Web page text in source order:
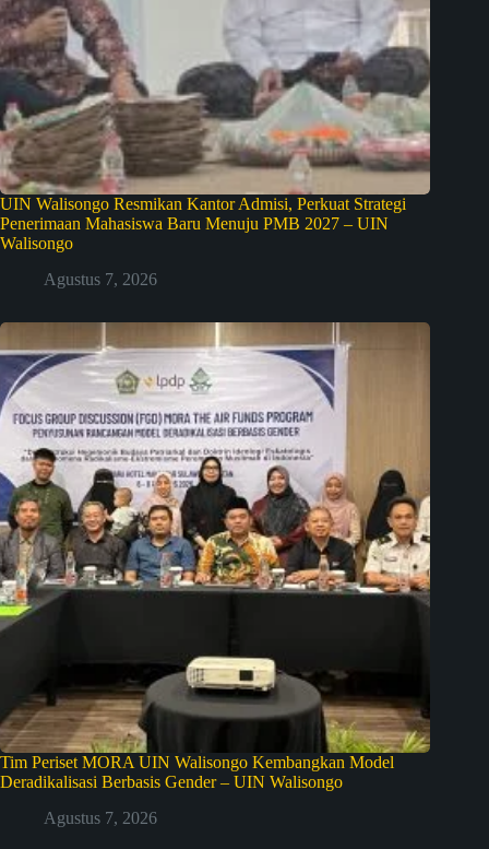
UIN Walisongo Resmikan Kantor Admisi, Perkuat Strategi
Penerimaan Mahasiswa Baru Menuju PMB 2027 – UIN
Walisongo
Agustus 7, 2026
Tim Periset MORA UIN Walisongo Kembangkan Model
Deradikalisasi Berbasis Gender – UIN Walisongo
Agustus 7, 2026